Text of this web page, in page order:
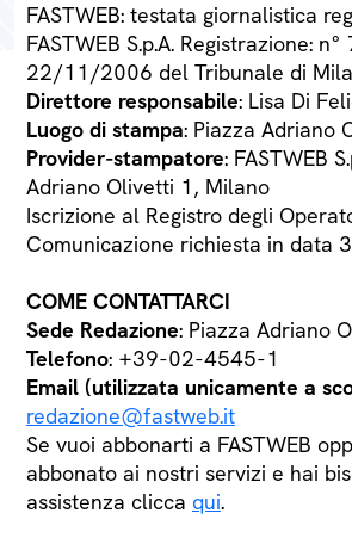
FASTWEB: testata giornalistica
FASTWEB S.p.A. Registrazione:
22/11/2006 del Tribunale di
Direttore responsabile: Lisa Di
Luogo di stampa: Piazza Adriano
Provider-stampatore: FASTWEB
Adriano Olivetti 1, Milano
Iscrizione al Registro degli
Comunicazione richiesta in
COME CONTATTARCI
Sede Redazione: Piazza Adriano
Telefono: +39-02-4545-1
Email (utilizzata unicamente a
redazione@fastweb.it
Se vuoi abbonarti a FASTWEB
abbonato ai nostri servizi e hai
assistenza clicca qui.